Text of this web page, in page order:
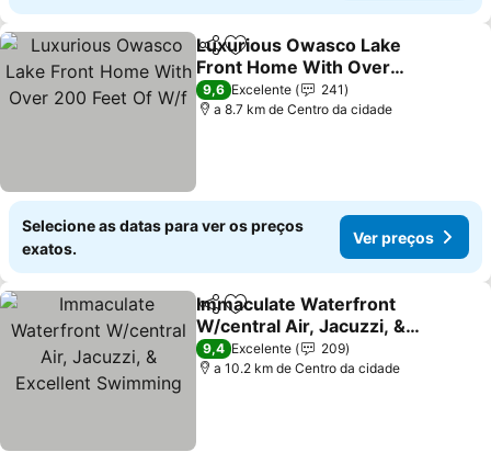
PartilharAdicionar aos favoritos
Luxurious Owasco Lake
Front Home With Over
200 Feet Of W/f
Ver preços
9,6 Excelente
241
a 8.7 km de Centro da cidade
Selecione as datas para ver os preços
exatos.
Ver preços
PartilharAdicionar aos favoritos
Immaculate Waterfront
W/central Air, Jacuzzi, &
Excellent Swimming
Ver preços
9,4 Excelente
209
a 10.2 km de Centro da cidade